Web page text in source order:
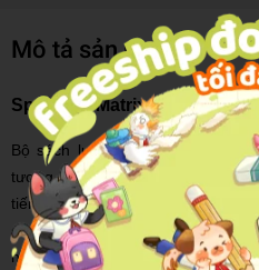
Mô tả sản phẩm
Speaking Matrix - 30 Giây
Bộ sách luyện nói tiếng Anh
tương ứng với 3 cấp độ người
tiếng Anh" là cuốn sách có
được góp ý từ nhiều độc giả
hơn nữa. Do vậy, tôi đã đặt